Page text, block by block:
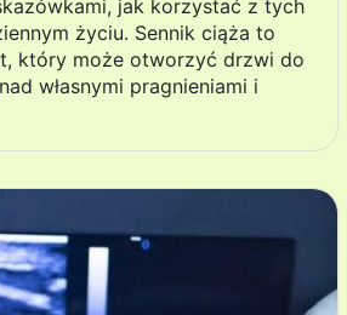
jak korzystać z tych
życiu. Sennik ciąża to
który może otworzyć drzwi do
własnymi pragnieniami i